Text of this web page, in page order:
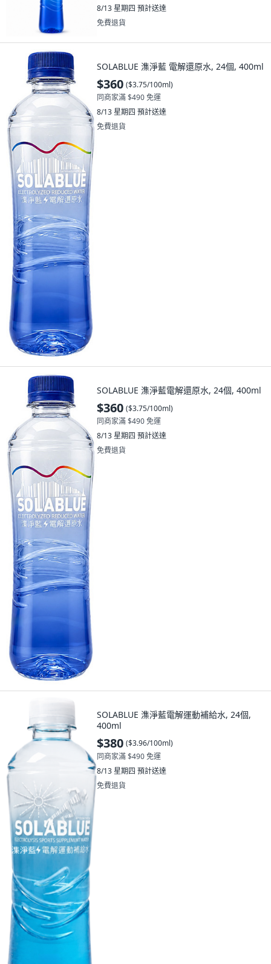
8/13 星期四 預計送達
免費退貨
SOLABLUE 潗淨藍 電解還原水, 24個, 400ml
$360 ($3.75/100ml)
同商家滿 $490 免運
8/13 星期四 預計送達
免費退貨
SOLABLUE 潗淨藍電解還原水, 24個, 400ml
$360 ($3.75/100ml)
同商家滿 $490 免運
8/13 星期四 預計送達
免費退貨
SOLABLUE 潗淨藍電解運動補給水, 24個,
400ml
$380 ($3.96/100ml)
同商家滿 $490 免運
8/13 星期四 預計送達
免費退貨